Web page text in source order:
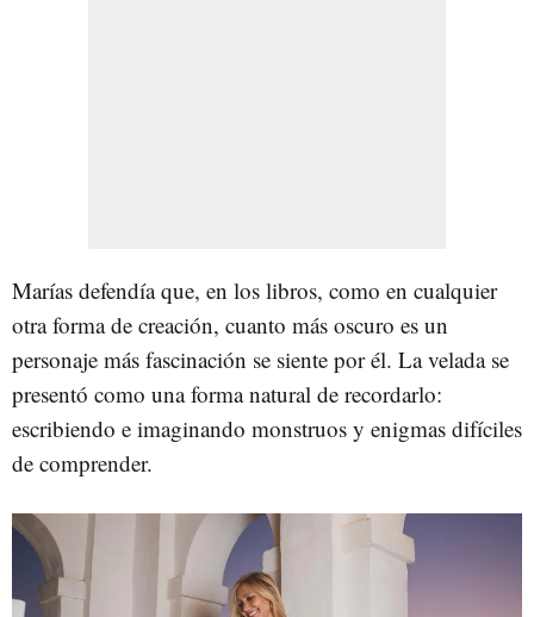
Marías defendía que, en los libros, como en cualquier
otra forma de creación, cuanto más oscuro es un
personaje más fascinación se siente por él. La velada se
presentó como una forma natural de recordarlo:
escribiendo e imaginando monstruos y enigmas difíciles
de comprender.